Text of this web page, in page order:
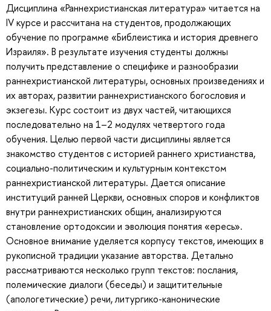
Дисциплина «Раннехристианская литература» читается на
IV курсе и рассчитана на студентов, продолжающих
обучение по программе «Библеистика и история древнего
Израиля». В результате изучения студенты должны
получить представление о специфике и разнообразии
раннехристианской литературы, основных произведениях и
их авторах, развитии раннехристианского богословия и
экзегезы. Курс состоит из двух частей, читающихся
последовательно на 1–2 модулях четвертого года
обучения. Целью первой части дисциплины является
знакомство студентов с историей раннего христианства,
социально-политическим и культурным контекстом
раннехристианской литературы. Дается описание
институций ранней Церкви, основных споров и конфликтов
внутри раннехристианских общин, анализируются
становление ортодоксии и эволюция понятия «ересь».
Основное внимание уделяется корпусу текстов, имеющих в
рукописной традиции указание авторства. Детально
рассматриваются несколько групп текстов: послания,
полемические диалоги (беседы) и защитительные
(апологетические) речи, литургико-канонические